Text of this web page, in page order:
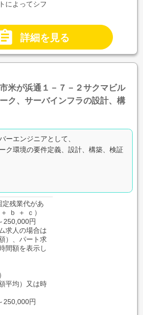
によってシフ
詳細を見る
米が浜通１－７－２サクマビル
ク、サーバインフラの設計、構
ーエンジニアとして、
ク環境の要件定義、設計、構築、検証
定残業代があ
ｂ ＋ ｃ）
250,000円
求人の場合は
）、パート求
間額を表示し
平均）又は時
250,000円